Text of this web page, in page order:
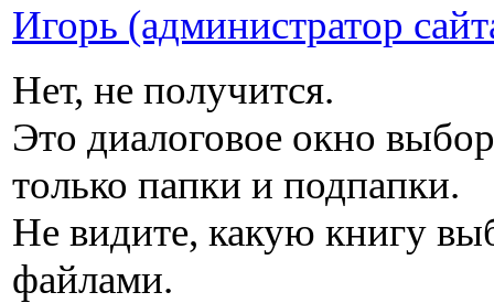
Игорь (администратор
Нет, не получится.
Это диалоговое окно
только папки и подпапки.
Не видите, какую книгу
файлами.